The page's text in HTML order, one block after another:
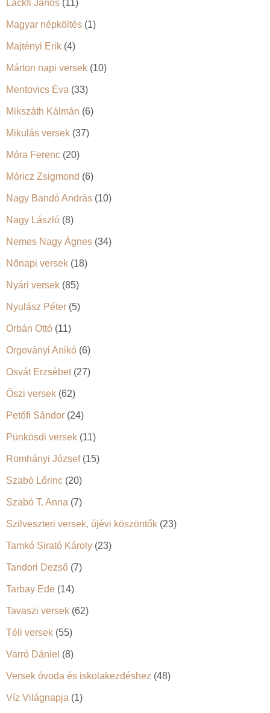
Lackfi János (11)
Magyar népköltés (1)
Majtényi Erik (4)
Márton napi versek (10)
Mentovics Éva (33)
Mikszáth Kálmán (6)
Mikulás versek (37)
Móra Ferenc (20)
Móricz Zsigmond (6)
Nagy Bandó András (10)
Nagy László (8)
Nemes Nagy Ágnes (34)
Nőnapi versek (18)
Nyári versek (85)
Nyulász Péter (5)
Orbán Ottó (11)
Orgoványi Anikó (6)
Osvát Erzsébet(27)
Őszi versek (62)
Petőfi Sándor (24)
Pünkösdi versek (11)
Romhányi József(15)
Szabó Lőrinc (20)
Szabó T. Anna (7)
Szilveszteri versek, újévi köszöntők (23)
Tamkó Sirató Károly (23)
Tandori Dezső (7)
Tarbay Ede (14)
Tavaszi versek (62)
Téli versek (55)
Varró Dániel (8)
Versek óvoda és iskolakezdéshez (48)
Víz Világnapja (1)